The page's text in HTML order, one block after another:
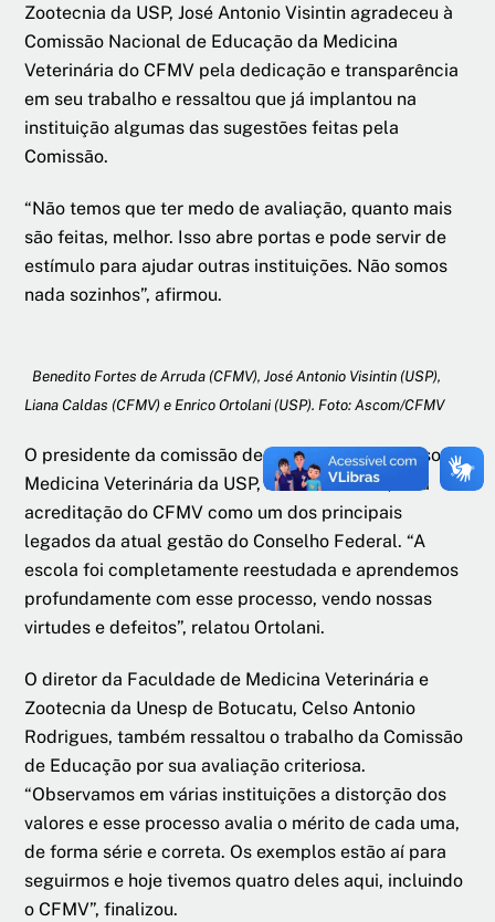
Zootecnia da USP, José Antonio Visintin agradeceu à
Comissão Nacional de Educação da Medicina
Veterinária do CFMV pela dedicação e transparência
em seu trabalho e ressaltou que já implantou na
instituição algumas das sugestões feitas pela
Comissão.
“Não temos que ter medo de avaliação, quanto mais
são feitas, melhor. Isso abre portas e pode servir de
estímulo para ajudar outras instituições. Não somos
nada sozinhos”, afirmou.
Benedito Fortes de Arruda (CFMV), José Antonio Visintin (USP),
Liana Caldas (CFMV) e Enrico Ortolani​ (USP). Foto: Ascom/CFMV
O presidente da comissão de acreditação do curso de
Medicina Veterinária da USP, Enrico Ortolani, vê a
acreditação do CFMV como um dos principais
legados da atual gestão do Conselho Federal. “A
escola foi completamente reestudada e aprendemos
profundamente com esse processo, vendo nossas
virtudes e defeitos”, relatou Ortolani.
O diretor da Faculdade de Medicina Veterinária e
Zootecnia da Unesp de Botucatu, Celso Antonio
Rodrigues, também ressaltou o trabalho da Comissão
de Educação por sua avaliação criteriosa.
“Observamos em várias instituições a distorção dos
valores e esse processo avalia o mérito de cada uma,
de forma série e correta. Os exemplos estão aí para
seguirmos e hoje tivemos quatro deles aqui, incluindo
o CFMV”, finalizou.